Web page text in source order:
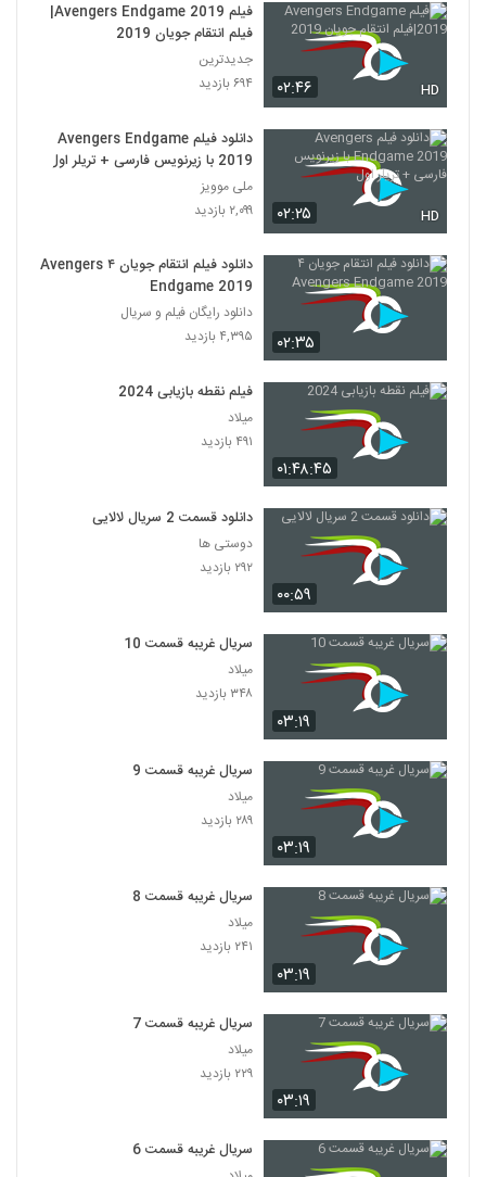
۰۲:۴۶ HD
فیلم Avengers Endgame 2019|
فیلم انتقام جویان 2019
جدیدترین
۶۹۴ بازدید
۰۲:۲۵ HD
دانلود فیلم Avengers Endgame
2019 با زیرنویس فارسی + تریلر اول
ملی موویز
۲,۰۹۹ بازدید
۰۲:۳۵
دانلود فیلم انتقام جویان ۴ Avengers
Endgame 2019
دانلود رایگان فیلم و سریال
۴,۳۹۵ بازدید
۰۱:۴۸:۴۵
فیلم نقطه بازیابی 2024
میلاد
۴۹۱ بازدید
۰۰:۵۹
دانلود قسمت 2 سریال لالایی
دوستی ها
۲۹۲ بازدید
۰۳:۱۹
سریال غریبه قسمت 10
میلاد
۳۴۸ بازدید
۰۳:۱۹
سریال غریبه قسمت 9
میلاد
۲۸۹ بازدید
۰۳:۱۹
سریال غریبه قسمت 8
میلاد
۲۴۱ بازدید
۰۳:۱۹
سریال غریبه قسمت 7
میلاد
۲۲۹ بازدید
سریال غریبه قسمت 6